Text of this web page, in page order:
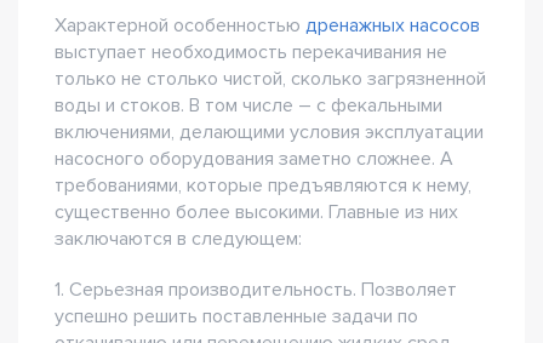
Характерной особенностью дренажных насосов
выступает необходимость перекачивания не
только не столько чистой, сколько загрязненной
воды и стоков. В том числе – с фекальными
включениями, делающими условия эксплуатации
насосного оборудования заметно сложнее. А
требованиями, которые предъявляются к нему,
существенно более высокими. Главные из них
заключаются в следующем:
1. Серьезная производительность. Позволяет
успешно решить поставленные задачи по